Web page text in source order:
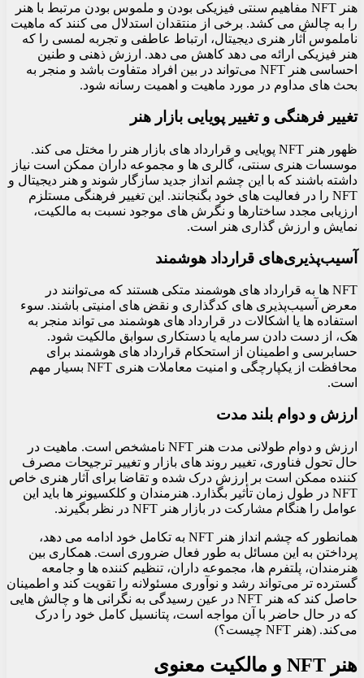
هنر NFT مفاهیم سنتی فیزیکی بودن و ملموس بودن مرتبط با هنر
را به چالش می کشد. برخی از منتقدان استدلال می کنند که ماهیت
ناملموس آثار هنری دیجیتال، ارتباط عاطفی و تجربه لمسی را که
هنر فیزیکی ارائه می دهد کاهش می دهد. ارزش ذهنی و طنین
احساسی هنر NFT می‌تواند در بین افراد متفاوت باشد و منجر به
بحث‌ های مداوم در مورد ماهیت و اهمیت رسانه شود.
تغییر فرهنگی و تغییر پویایی بازار هنر
ظهور هنر NFT پویایی و قرارداد های بازار هنر را مختل می کند.
موسسات هنری سنتی، گالری‌ ها و مجموعه‌ داران ممکن است نیاز
داشته باشند که با این چشم‌ انداز جدید سازگار شوند و هنر دیجیتال و
NFT را در فعالیت‌ های خود بگنجانند. این تغییر فرهنگی مستلزم
ارزیابی مجدد ساختارها و نگرش های موجود نسبت به مالکیت،
نمایش و ارزش گذاری هنر است.
آسیب‌پذیری‌های قرارداد هوشمند
NFT‌ ها به قرارداد های هوشمند متکی هستند که می‌توانند در
معرض آسیب‌پذیری‌ های کدگذاری و نقض‌ های امنیتی باشند. سوء
استفاده ها یا اشکالات در قرارداد های هوشمند می تواند منجر به
هک، از دست دادن سرمایه یا دستکاری سوابق مالکیت شود.
حسابرسی و اطمینان از استحکام قرارداد های هوشمند برای
محافظت از یکپارچگی و امنیت معاملات هنری NFT بسیار مهم
است.
ارزش و دوام بلند مدت
ارزش و دوام طولانی مدت هنر NFT نامشخص است. ماهیت در
حال تحول فناوری، تغییر روند های بازار و تغییر ترجیحات مصرف
کننده ممکن است بر ارزش درک شده و تقاضا برای آثار هنری خاص
NFT در طول زمان تأثیر بگذارد. هنرمندان و کلکسیونر ها باید این
عوامل را هنگام مشارکت در بازار هنر NFT در نظر بگیرند.
همانطور که چشم انداز هنر NFT به تکامل خود ادامه می دهد،
پرداختن به این مسائل به طور فعال ضروری است. همکاری بین
هنرمندان، پلتفرم‌ ها، مجموعه‌ داران، تنظیم‌ کننده‌ ها و جامعه
گسترده‌ تر می‌تواند رشد و نوآوری مسئولانه را تقویت کند و اطمینان
حاصل کند که هنر NFT در عین رسیدگی به نگرانی‌ ها و چالش‌ هایی
که در حال حاضر با آن مواجه است، پتانسیل کامل خود را درک
می‌کند. (هنر NFT چیست؟)
هنر NFT و مالکیت معنوی